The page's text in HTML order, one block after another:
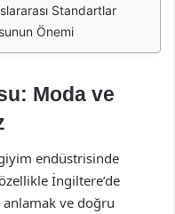
Standartlar
Önemi
Moda ve
endüstrisinde
İngiltere’de
ve doğru